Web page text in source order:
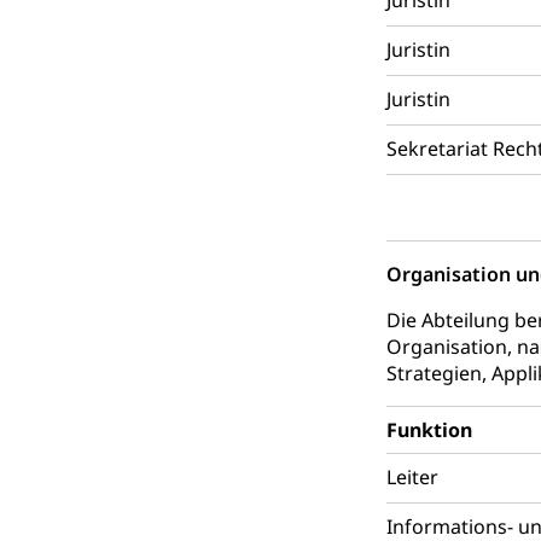
Juristin
Juristin
Sekretariat
Organisation
Die Abteilung
Organisation,
Strategien,
Funktion
Leiter
Informations-
Steuern
Vermittler,
Umgang mit
Rassismus
Vormund,
Kindes- und
Umwelt und